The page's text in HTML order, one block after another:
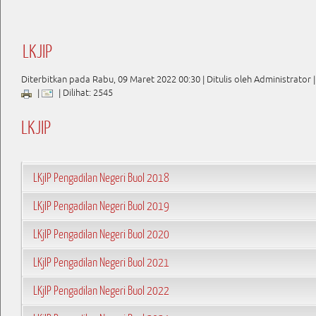
LKJIP
Diterbitkan pada Rabu, 09 Maret 2022 00:30 | Ditulis oleh Administrator |
|
| Dilihat: 2545
LKJIP
LKjIP Pengadilan Negeri Buol 2018
LKjIP Pengadilan Negeri Buol 2019
LKjIP Pengadilan Negeri Buol 2020
LKjIP Pengadilan Negeri Buol 2021
LKjIP Pengadilan Negeri Buol 2022